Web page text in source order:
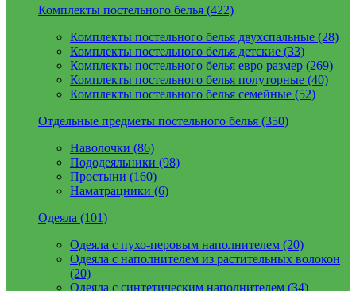
Комплекты постельного белья (422)
Комплекты постельного белья двухспальные (28)
Комплекты постельного белья детские (33)
Комплекты постельного белья евро размер (269)
Комплекты постельного белья полуторные (40)
Комплекты постельного белья семейные (52)
Отдельные предметы постельного белья (350)
Наволочки (86)
Пододеяльники (98)
Простыни (160)
Наматрацники (6)
Одеяла (101)
Одеяла с пухо-перовым наполнителем (20)
Одеяла с наполнителем из растительных волокон
(20)
Одеяла с синтетическим наполнителем (34)